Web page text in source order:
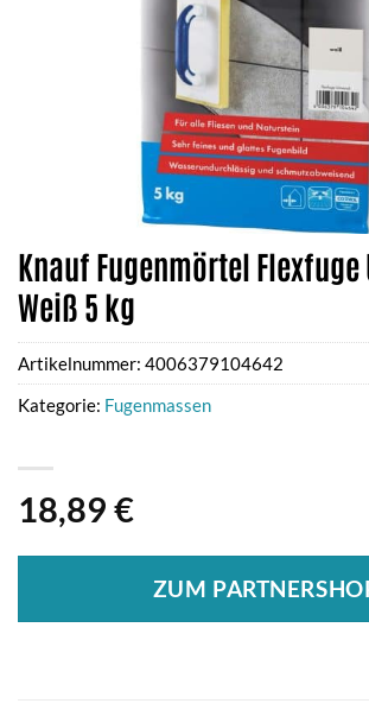
Knauf Fugenmörtel Flexfuge
Weiß 5 kg
18,89 €
ZUM
Artikelnummer: 4006379104642
Kategorie: Fugenmassen